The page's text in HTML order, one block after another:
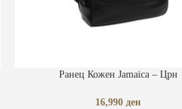
ПРОЧИТАЈ ПОВЕЌЕ
Ранец Кожен Jamaica – Црн
16,990ден